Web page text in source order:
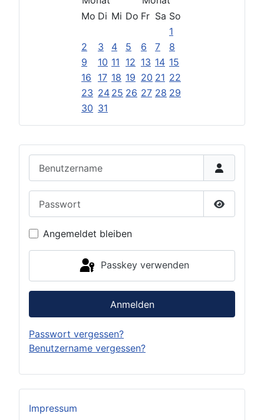
Passwort
Angemeldet bleiben
Passkey verwenden
Anmelden
Passwort vergessen?
Benutzername vergessen?
Mo Di Mi Do Fr Sa So
1
2
3 4 5 6 7
8
9
10 11 12 13 14 15
16
17 18 19 20 21 22
23 24 25 26 27 28 29
30 31
Impressum